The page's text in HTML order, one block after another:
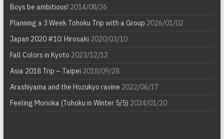
Boys be ambitious! 2014/08/26
Planning a 3 Week Tohoku Trip with a Group 2026/01/02
Japan 2020 #10: Hirosaki 2020/03/10
Fall Colors in Kyoto 2023/12/12
Asia 2018 Trip – Taipei 2018/09/28
Arashiyama and the Hozukyo ravine 2022/06/17
Feeling Morioka (Tohoku in Winter 5/5) 2024/01/20